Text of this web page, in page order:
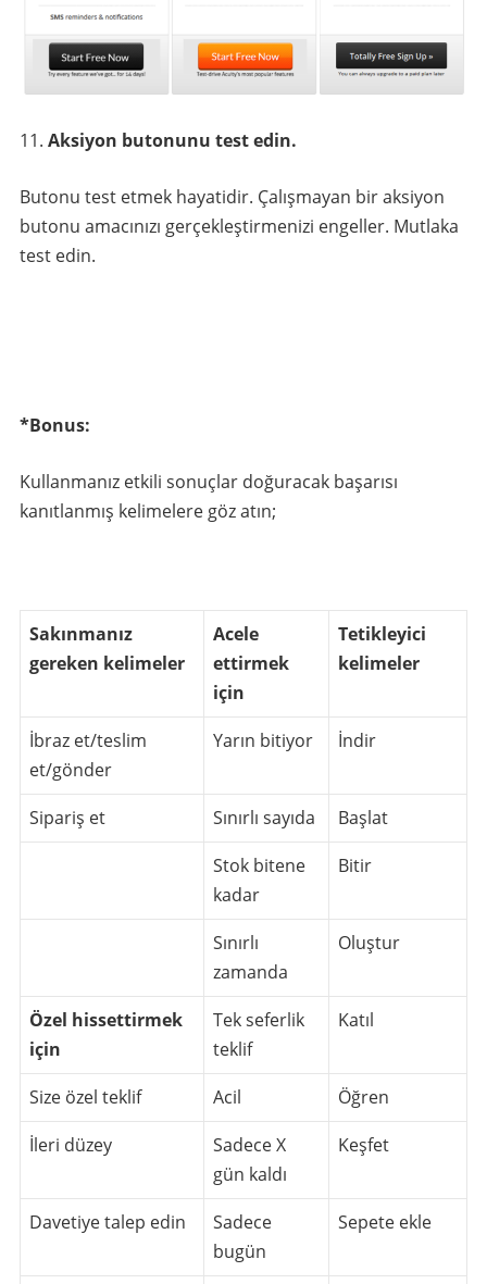
Aksiyon butonunu test edin.
Butonu test etmek hayatidir. Çalışmayan bir aksiyon
butonu amacınızı gerçekleştirmenizi engeller. Mutlaka
test edin.
*Bonus:
Kullanmanız etkili sonuçlar doğuracak başarısı
kanıtlanmış kelimelere göz atın;
Sakınmanız
gereken kelimeler
Acele
ettirmek
için
Tetikleyici
kelimeler
İbraz et/teslim
et/gönder
Yarın bitiyor İndir
Sipariş et Sınırlı sayıda
Başlat
Stok bitene
kadar
Bitir
Sınırlı
zamanda
Oluştur
Özel hissettirmek
için
Tek seferlik
teklif
Katıl
Size özel teklif Acil
Öğren
İleri düzey
Sadece X
gün kaldı
Keşfet
Davetiye talep edin
Sadece
bugün
Sepete ekle